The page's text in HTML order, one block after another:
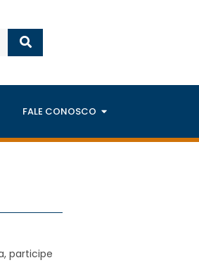
FALE CONOSCO
participe